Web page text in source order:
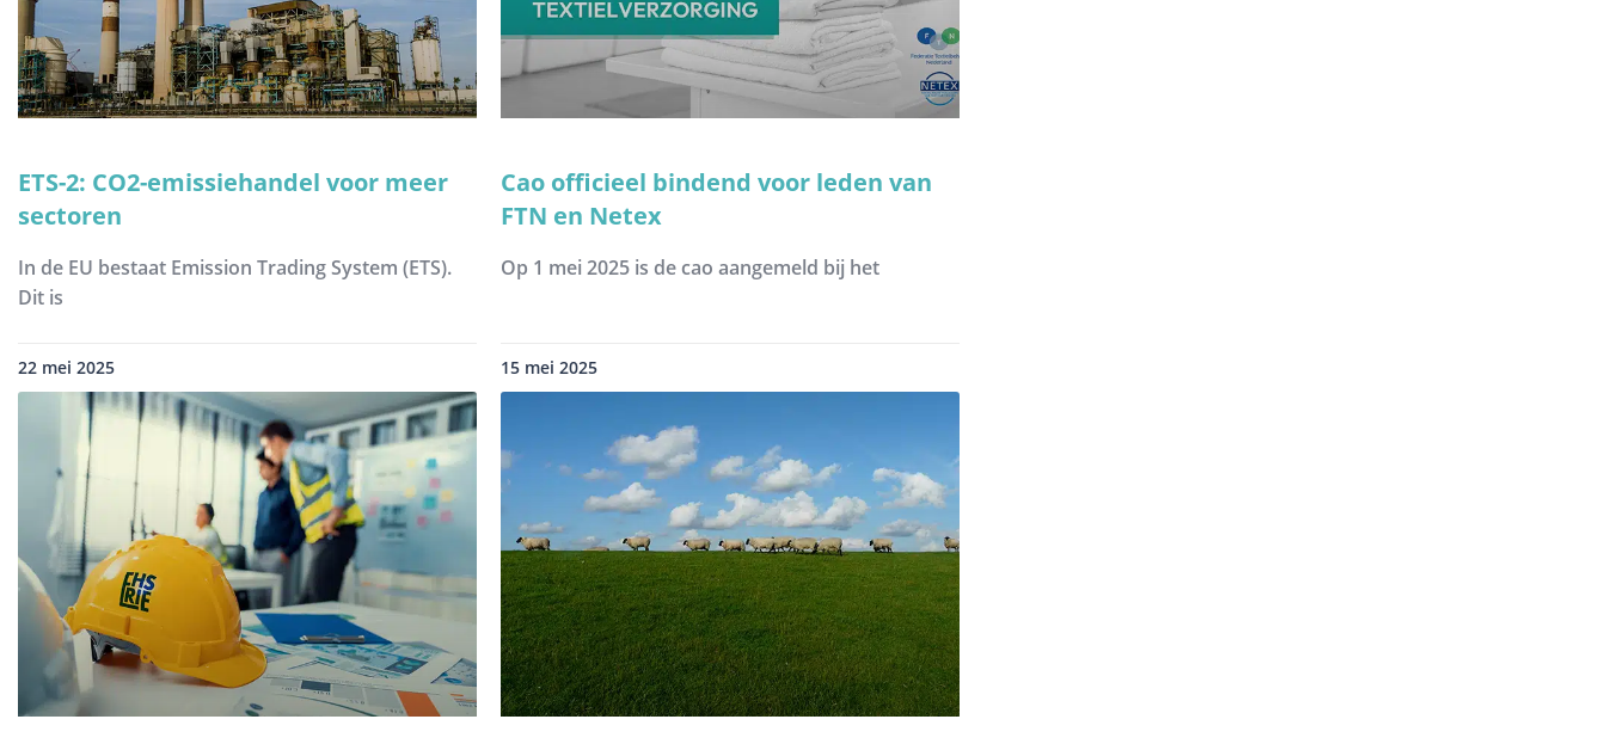
ETS-2: CO2-emissiehandel voor meer
sectoren
In de EU bestaat Emission Trading System (ETS).
Dit is
22 mei 2025
Cao officieel bindend voor leden van
FTN en Netex
Op 1 mei 2025 is de cao aangemeld bij het
15 mei 2025